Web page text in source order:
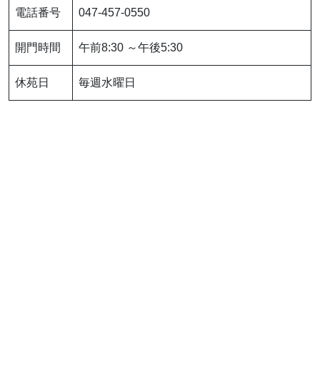
電話番号 047-457-0550
開門時間 午前8:30 ～午後5:30
休苑日 毎週水曜日